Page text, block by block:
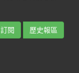
訂閱 歷史報區